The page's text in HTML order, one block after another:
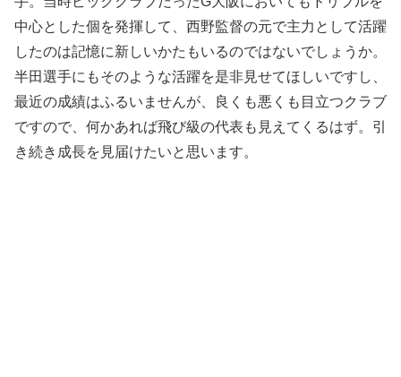
中心とした個を発揮して、西野監督の元で主力として活躍
したのは記憶に新しいかたもいるのではないでしょうか。
半田選手にもそのような活躍を是非見せてほしいですし、
最近の成績はふるいませんが、良くも悪くも目立つクラブ
ですので、何かあれば飛び級の代表も見えてくるはず。引
き続き成長を見届けたいと思います。